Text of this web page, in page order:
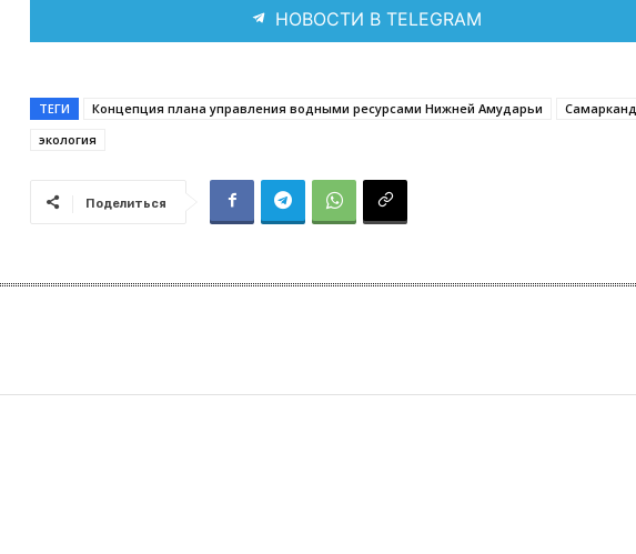
НОВОСТИ В TELEGRAM
ТЕГИ Концепция плана управления водными ресурсами Нижней Амударьи
Самарканд
экология
Поделиться